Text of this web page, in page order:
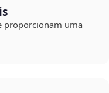
proporcionam uma